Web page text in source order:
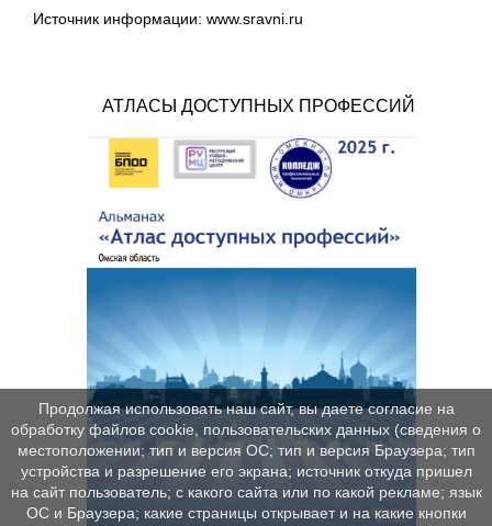
Источник информации: www.sravni.ru
АТЛАСЫ ДОСТУПНЫХ ПРОФЕССИЙ
Продолжая использовать наш сайт, вы даете согласие на
обработку файлов cookie, пользовательских данных (сведения о
местоположении; тип и версия ОС; тип и версия Браузера; тип
устройства и разрешение его экрана; источник откуда пришел
на сайт пользователь; с какого сайта или по какой рекламе; язык
ОС и Браузера; какие страницы открывает и на какие кнопки